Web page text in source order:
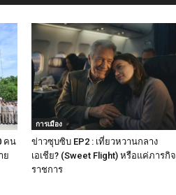
คน
ย
การเมือง
ข่าวซุบซิบ EP2 : เที่ยวหวานกลาง
เอเชีย? (Sweet Flight) หรือแค่ภารกิจ
ราชการ